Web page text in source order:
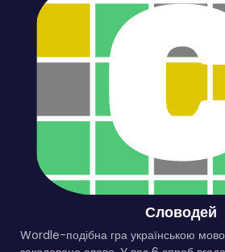
Словодей
Wordle-подібна гра українською